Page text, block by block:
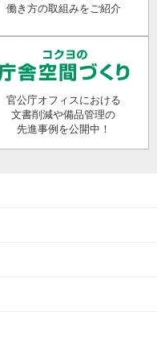
働き方の取組みをご紹介
官公庁オフィスにおける
文書削減や備品管理の
先進事例を公開中！